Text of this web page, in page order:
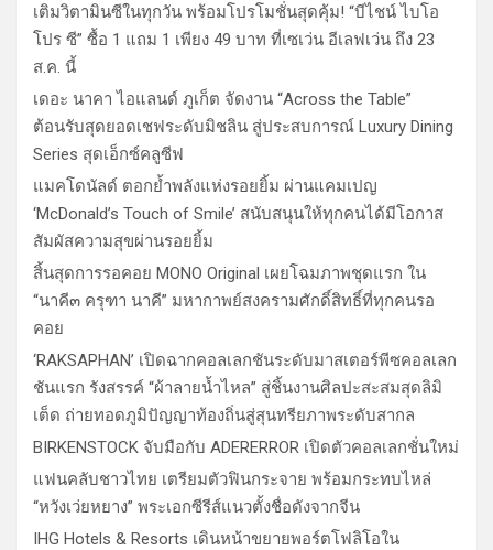
เติมวิตามินซีในทุกวัน พร้อมโปรโมชั่นสุดคุ้ม! “บีไชน์ ไบโอ
โปร ซี” ซื้อ 1 แถม 1 เพียง 49 บาท ที่เซเว่น อีเลฟเว่น ถึง 23
ส.ค. นี้
เดอะ นาคา ไอแลนด์ ภูเก็ต จัดงาน “Across the Table”
ต้อนรับสุดยอดเชฟระดับมิชลิน สู่ประสบการณ์ Luxury Dining
Series สุดเอ็กซ์คลูซีฟ
แมคโดนัลด์ ตอกย้ำพลังแห่งรอยยิ้ม ผ่านแคมเปญ
‘McDonald’s Touch of Smile’ สนับสนุนให้ทุกคนได้มีโอกาส
สัมผัสความสุขผ่านรอยยิ้ม
สิ้นสุดการรอคอย MONO Original เผยโฉมภาพชุดแรก ใน
“นาคี๓ ครุฑา นาคี” มหากาพย์สงครามศักดิ์สิทธิ์ที่ทุกคนรอ
คอย
‘RAKSAPHAN’ เปิดฉากคอลเลกชันระดับมาสเตอร์พีซคอลเลก
ชันแรก รังสรรค์ “ผ้าลายน้ำไหล” สู่ชิ้นงานศิลปะสะสมสุดลิมิ
เต็ด ถ่ายทอดภูมิปัญญาท้องถิ่นสู่สุนทรียภาพระดับสากล
BIRKENSTOCK จับมือกับ ADERERROR เปิดตัวคอลเลกชั่นใหม่
แฟนคลับชาวไทย เตรียมตัวฟินกระจาย พร้อมกระทบไหล่
“หวังเว่ยหยาง” พระเอกซีรีส์แนวตั้งชื่อดังจากจีน
IHG Hotels & Resorts เดินหน้าขยายพอร์ตโฟลิโอใน